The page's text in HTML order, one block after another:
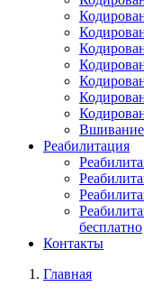
Вшивание
Реабилитация
бесплатно
Контакты
Главная